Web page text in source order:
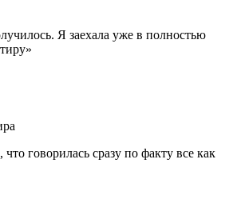
Я заехала уже в полностью
говорилась сразу по факту все как